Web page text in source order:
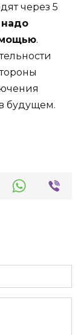
через 5
надо
.
будущем.